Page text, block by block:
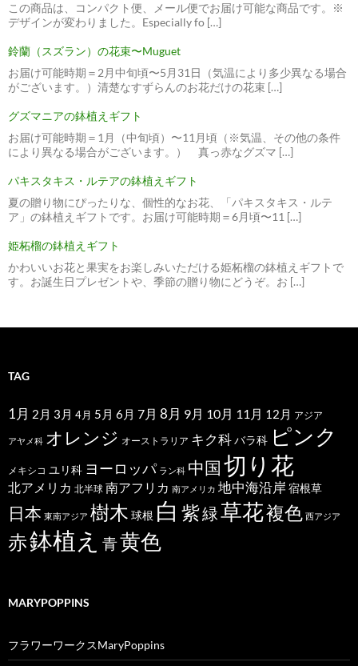
この商品は、コンパクト便、メール便でお届け可能な商品です。※
デザインが変わりました。Especially fo […]
鈴蘭（スズラン）の花束〜Muguet
お届け可能時期＝2月中旬頃〜5月31日（気温により多少異なる場合
がございます。）清楚なすずらんのお花だけの花束 […]
グズマニアの鉢植えギフト
お届け可能時期＝1月（中旬頃）〜11月頃（※気温、その他の条件
により異なる場合がございます。） 真っ赤なグズマ […]
パキスタキス・ルテアの鉢植えギフト
夏の贈り物にぴったりな、個性的なお花、「パキスタキス・ルテ
ア」の鉢植えギフトです。お届け可能時期＝6月頃〜11 […]
姫柘榴の鉢植えギフト
かわいいお花と果実をお楽しみいただける姫柘榴の鉢植えギフトで
す。お誕生日プレゼントや、季節の贈り物にどうぞ。お […]
TAG
1月 2月 3月 4月 5月 6月 7月 8月 9月 10月 11月 12月 アジア
アヤメ科 オレンジ オーストラリア キク科バラ科 ピンク
メキシコ ユリ科 ヨーロッパ ラン科 中国切り花
北アメリカ 北半球 南アフリカ 南アメリカ 地中海沿岸 宿根草
日本 東南アジア 樹木 球根 白 紫緑草花複色 西アジア
赤鉢植え 青黄色
MARYPOPPINS
フラワーワークスMaryPoppins